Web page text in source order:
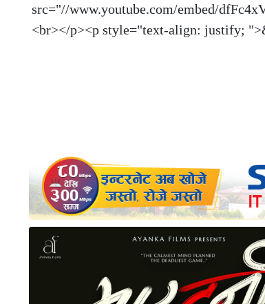
src="//www.youtube.com/embed/
<br></p><p style="text-align: justify;